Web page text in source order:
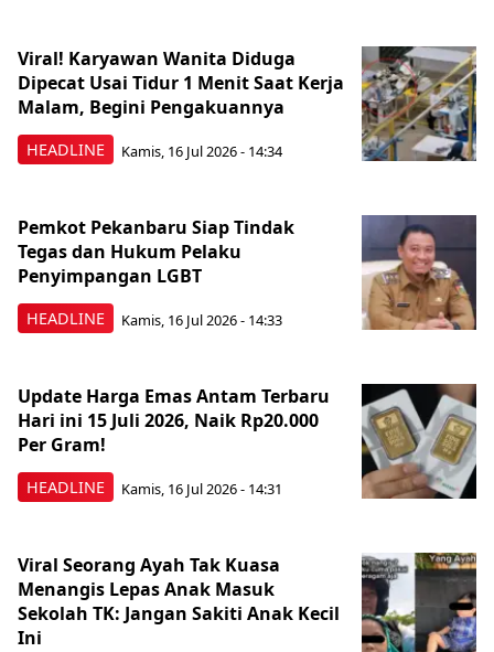
HEADLINE
Viral! Karyawan Wanita Diduga
Dipecat Usai Tidur 1 Menit Saat Kerja
Malam, Begini Pengakuannya
Kamis, 16 Jul 2026 - 14:34
HEADLINE
Pemkot Pekanbaru Siap Tindak
Tegas dan Hukum Pelaku
Penyimpangan LGBT
Kamis, 16 Jul 2026 - 14:33
HEADLINE
Update Harga Emas Antam Terbaru
Hari ini 15 Juli 2026, Naik Rp20.000
Per Gram!
Kamis, 16 Jul 2026 - 14:31
Viral Seorang Ayah Tak Kuasa
Menangis Lepas Anak Masuk
Sekolah TK: Jangan Sakiti Anak Kecil
Ini